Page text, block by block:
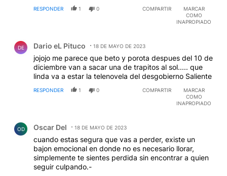
RESPONDER 1 0 COMPARTIR
MARCAR
COMO
INAPROPIADO
DE Dario eL Pituco 18 DE MAYO DE 2023
jojojo me parece que beto y porota despues del 10 de
diciembre van a sacar una de trapitos al sol..... que
linda va a estar la telenovela del desgobierno Saliente
RESPONDER 1 0 COMPARTIR
MARCAR
COMO
INAPROPIADO
OD Oscar Del 18 DE MAYO DE 2023
cuando estas segura que vas a perder, existe un
bajon emocional en donde no es necesario llorar,
simplemente te sientes perdida sin encontrar a quien
seguir culpando.-